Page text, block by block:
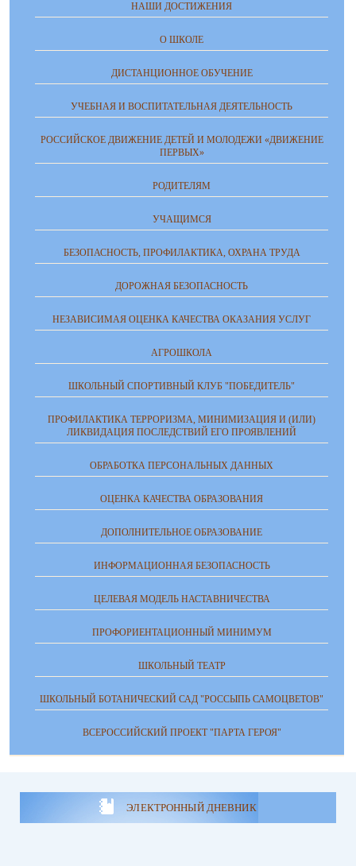
НАШИ ДОСТИЖЕНИЯ
О ШКОЛЕ
ДИСТАНЦИОННОЕ ОБУЧЕНИЕ
УЧЕБНАЯ И ВОСПИТАТЕЛЬНАЯ ДЕЯТЕЛЬНОСТЬ
РОССИЙСКОЕ ДВИЖЕНИЕ ДЕТЕЙ И МОЛОДЕЖИ «ДВИЖЕНИЕ
ПЕРВЫХ»
РОДИТЕЛЯМ
УЧАЩИМСЯ
БЕЗОПАСНОСТЬ, ПРОФИЛАКТИКА, ОХРАНА ТРУДА
ДОРОЖНАЯ БЕЗОПАСНОСТЬ
НЕЗАВИСИМАЯ ОЦЕНКА КАЧЕСТВА ОКАЗАНИЯ УСЛУГ
АГРОШКОЛА
ШКОЛЬНЫЙ СПОРТИВНЫЙ КЛУБ "ПОБЕДИТЕЛЬ"
ПРОФИЛАКТИКА ТЕРРОРИЗМА, МИНИМИЗАЦИЯ И (ИЛИ)
ЛИКВИДАЦИЯ ПОСЛЕДСТВИЙ ЕГО ПРОЯВЛЕНИЙ
ОБРАБОТКА ПЕРСОНАЛЬНЫХ ДАННЫХ
ОЦЕНКА КАЧЕСТВА ОБРАЗОВАНИЯ
ДОПОЛНИТЕЛЬНОЕ ОБРАЗОВАНИЕ
ИНФОРМАЦИОННАЯ БЕЗОПАСНОСТЬ
ЦЕЛЕВАЯ МОДЕЛЬ НАСТАВНИЧЕСТВА
ПРОФОРИЕНТАЦИОННЫЙ МИНИМУМ
ШКОЛЬНЫЙ ТЕАТР
ШКОЛЬНЫЙ БОТАНИЧЕСКИЙ САД "РОССЫПЬ САМОЦВЕТОВ"
ВСЕРОССИЙСКИЙ ПРОЕКТ "ПАРТА ГЕРОЯ"
ЭЛЕКТРОННЫЙ ДНЕВНИК